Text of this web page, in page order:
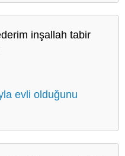
inşallah tabir
evli olduğunu